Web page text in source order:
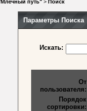
путь" > Поиск
Параметры Поиска
Искать:
От
пользователя:
Порядок
сортировки: